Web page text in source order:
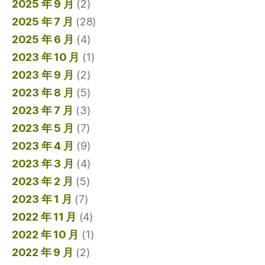
2025 年 9 月 (2)
2025 年 7 月 (28)
2025 年 6 月 (4)
2023 年 10 月 (1)
2023 年 9 月 (2)
2023 年 8 月 (5)
2023 年 7 月 (3)
2023 年 5 月 (7)
2023 年 4 月 (9)
2023 年 3 月 (4)
2023 年 2 月 (5)
2023 年 1 月 (7)
2022 年 11 月 (4)
2022 年 10 月 (1)
2022 年 9 月 (2)